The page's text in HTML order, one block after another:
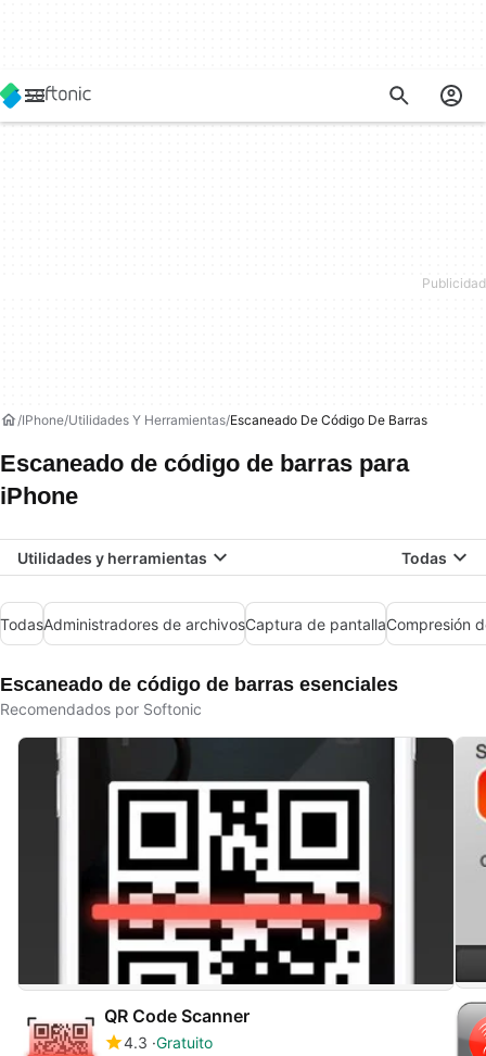
IPhone Utilidades Y Herramientas Escaneado De Código De Barras
Escaneado de código de barras para
iPhone
Utilidades y herramientas Todas
TodasAdministradores de archivosCaptura de pantallaCompresión
Escaneado de código de barras esenciales
Recomendados por Softonic
QR Code Scanner
4.3 Gratuito